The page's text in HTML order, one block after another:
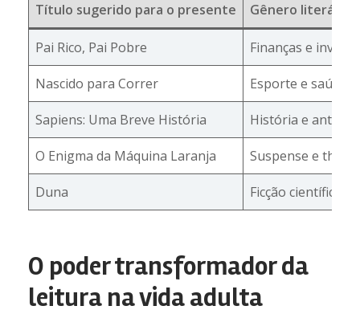
Título sugerido para o presente Gênero literário
Pai Rico, Pai Pobre Finanças e
Nascido para Correr Esporte e saúde
Sapiens: Uma Breve História História e
O Enigma da Máquina Laranja Suspense e
Duna Ficção científica
O poder transformador da
leitura na vida adulta